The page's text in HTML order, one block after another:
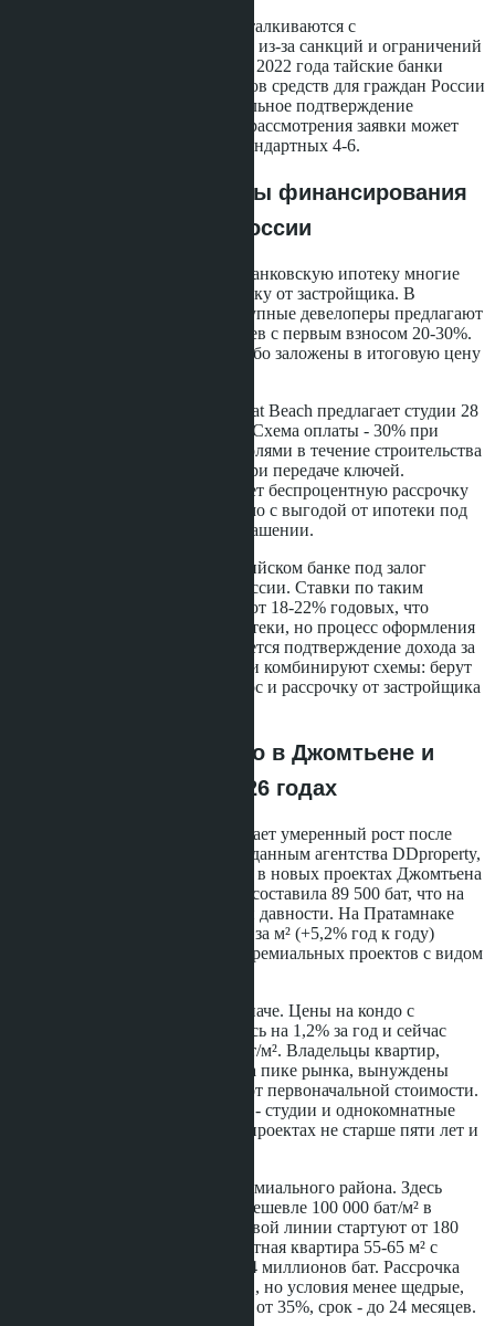
Российские покупатели часто сталкиваются с
дополнительными сложностями из-за санкций и ограничений
на международные переводы. С 2022 года тайские банки
ужесточили проверку источников средств для граждан России
и требуют детальное документальное подтверждение
происхождения денег. Процесс рассмотрения заявки может
занять до 8-12 недель вместо стандартных 4-6.
Альтернативные схемы финансирования
для покупателей из России
При невозможности получить банковскую ипотеку многие
покупатели используют рассрочку от застройщика. В
Джомтьене и на Пратамнаке крупные девелоперы предлагают
планы платежей на 24-36 месяцев с первым взносом 20-30%.
Проценты либо отсутствуют, либо заложены в итоговую цену
Пример: проект Riviera Wongamat Beach предлагает студии 28
м² по цене от 3,2 миллиона бат. Схема оплаты - 30% при
бронировании, 40% равными долями в течение строительства
(18 месяцев), оставшиеся 30% при передаче ключей.
Фактически покупатель получает беспроцентную рассрочку
на полтора года, что сопоставимо с выгодой от ипотеки под
6% годовых при досрочном погашении.
Другой вариант - кредит в российском банке под залог
имеющейся недвижимости в России. Ставки по таким
кредитам в 2026 году стартуют от 18-22% годовых, что
существенно выше тайской ипотеки, но процесс оформления
занимает 2-3 недели, и не требуется подтверждение дохода за
рубежом. Некоторые покупатели комбинируют схемы: берут
кредит в России на первый взнос и рассрочку от застройщика
Динамика цен на кондо в Джомтьене и
Пратамнаке в 2024-2026 годах
Рынок южной Паттайи показывает умеренный рост после
стагнации 2021-2022 годов. По данным агентства DDproperty,
средняя цена квадратного метра в новых проектах Джомтьена
в четвёртом квартале 2024 года составила 89 500 бат, что на
3,8% выше показателя годичной давности. На Пратамнаке
динамика активнее: 127 300 бат за м² (+5,2% год к году)
благодаря запуску нескольких премиальных проектов с видом
Вторичный рынок ведёт себя иначе. Цены на кондо с
пробегом в Джомтьене снизились на 1,2% за год и сейчас
составляют в среднем 72 400 бат/м². Владельцы квартир,
купленных в 2018-2019 годах на пике рынка, вынуждены
продавать с дисконтом 10-15% от первоначальной стоимости.
Наибольший спрос на вторичке - студии и однокомнатные
квартиры площадью до 35 м² в проектах не старше пяти лет и
Пратамнак сохраняет статус премиального района. Здесь
практически нет предложения дешевле 100 000 бат/м² в
новостройках, а проекты на первой линии стартуют от 180
000 бат/м². Типичная двухкомнатная квартира 55-65 м² с
видом на море обойдётся в 11-14 миллионов бат. Рассрочка
доступна в 70% новых проектов, но условия менее щедрые,
чем в Джомтьене: первый взнос от 35%, срок - до 24 месяцев.